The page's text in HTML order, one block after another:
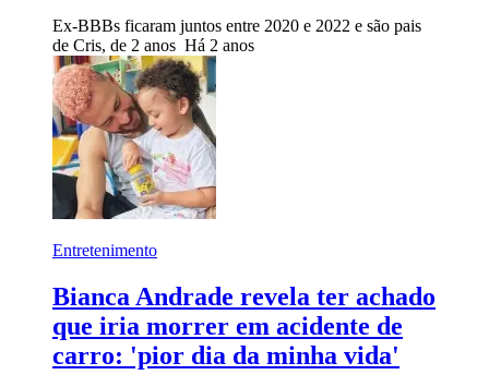
Ex-BBBs ficaram juntos entre 2020 e 2022 e são pais
de Cris, de 2 anos Há 2 anos
Entretenimento
Bianca Andrade revela ter achado
que iria morrer em acidente de
carro: 'pior dia da minha vida'